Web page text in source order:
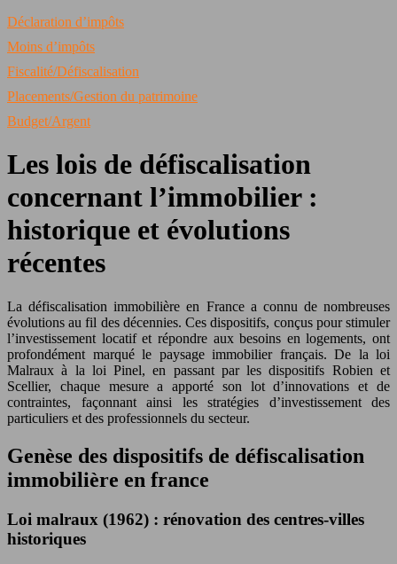
Déclaration d’impôts
Moins d’impôts
Fiscalité/Défiscalisation
Placements/Gestion du patrimoine
Budget/Argent
Les lois de défiscalisation
concernant l’immobilier :
historique et évolutions
récentes
La défiscalisation immobilière en France a connu de nombreuses
évolutions au fil des décennies. Ces dispositifs, conçus pour stimuler
l’investissement locatif et répondre aux besoins en logements, ont
profondément marqué le paysage immobilier français. De la loi
Malraux à la loi Pinel, en passant par les dispositifs Robien et
Scellier, chaque mesure a apporté son lot d’innovations et de
contraintes, façonnant ainsi les stratégies d’investissement des
particuliers et des professionnels du secteur.
Genèse des dispositifs de défiscalisation
immobilière en france
Loi malraux (1962) : rénovation des centres-villes
historiques